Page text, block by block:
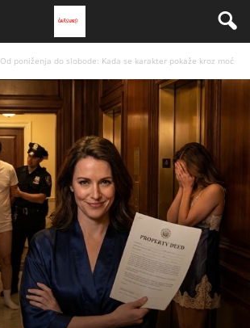
Od poniženja do slobode: Kada se karakter pokaže kroz moć